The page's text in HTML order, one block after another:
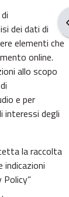
dei dati di
elementi che
online.
allo scopo
e per
interessi degli
la raccolta
indicazioni
Policy”